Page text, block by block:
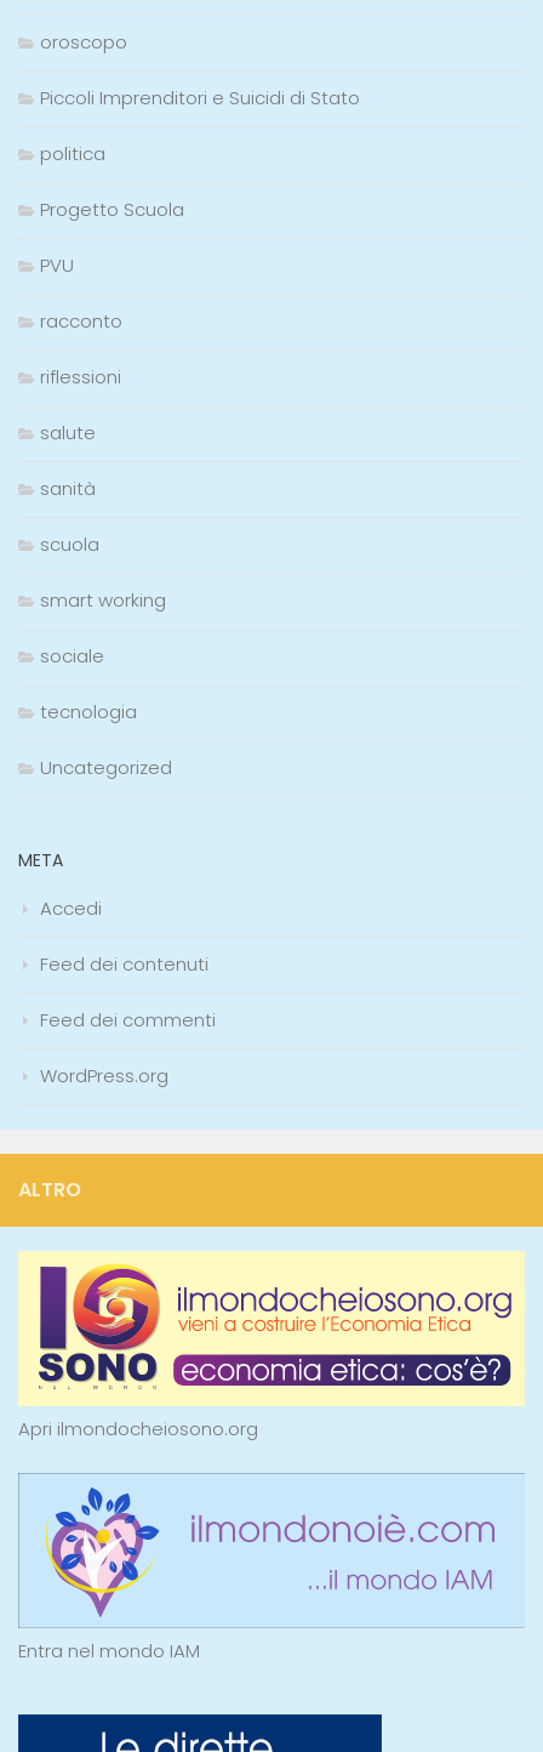
oroscopo
Piccoli Imprenditori e Suicidi di Stato
politica
Progetto Scuola
PVU
racconto
riflessioni
salute
sanità
scuola
smart working
sociale
tecnologia
Uncategorized
META
Accedi
Feed dei contenuti
Feed dei commenti
WordPress.org
ALTRO
Apri ilmondocheiosono.org
Entra nel mondo IAM